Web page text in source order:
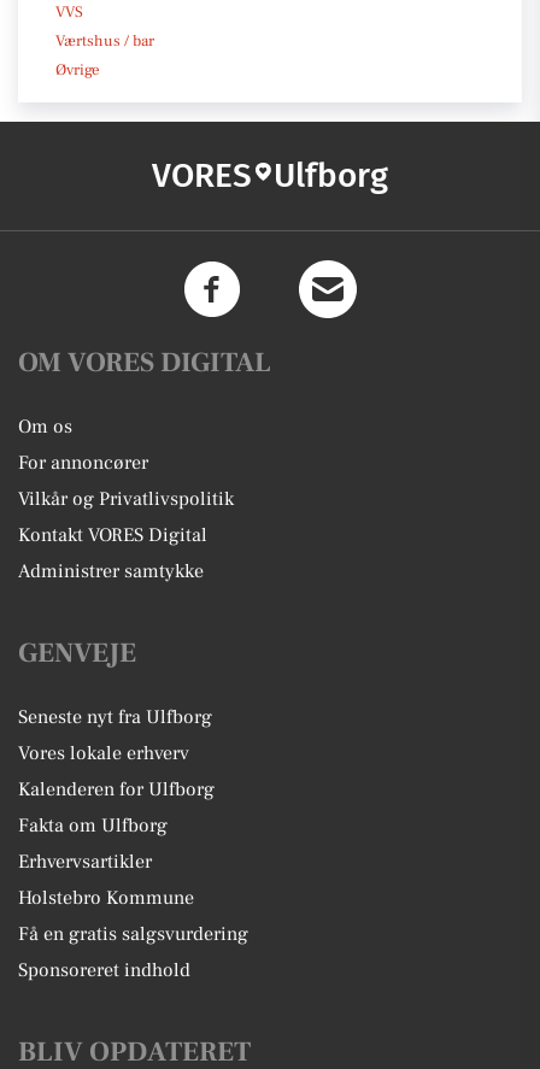
VVS
Værtshus / bar
Øvrige
VORES Ulfborg
OM VORES DIGITAL
Om os
For annoncører
Vilkår og Privatlivspolitik
Kontakt VORES Digital
Administrer samtykke
GENVEJE
Seneste nyt fra Ulfborg
Vores lokale erhverv
Kalenderen for Ulfborg
Fakta om Ulfborg
Erhvervsartikler
Holstebro Kommune
Få en gratis salgsvurdering
Sponsoreret indhold
BLIV OPDATERET